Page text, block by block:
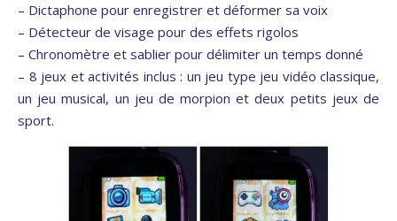
– Dictaphone pour enregistrer et déformer sa voix
– Détecteur de visage pour des effets rigolos
– Chronomètre et sablier pour délimiter un temps donné
– 8 jeux et activités inclus : un jeu type jeu vidéo classique,
un jeu musical, un jeu de morpion et deux petits jeux de
sport.